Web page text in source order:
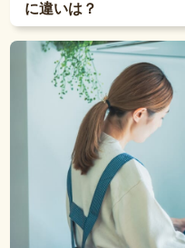
に違いは？